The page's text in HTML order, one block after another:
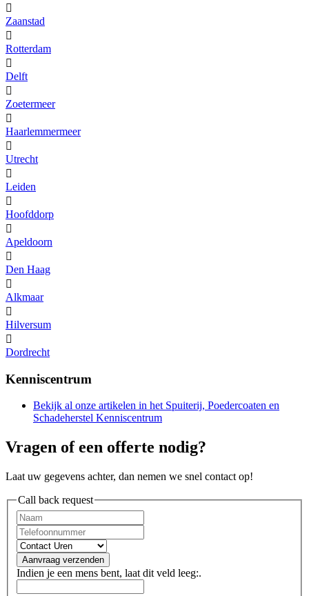

Zaanstad

Rotterdam

Delft

Zoetermeer

Haarlemmermeer

Utrecht

Leiden

Hoofddorp

Apeldoorn

Den Haag

Alkmaar

Hilversum

Dordrecht
Kenniscentrum
Bekijk al onze artikelen in het Spuiterij, Poedercoaten en
Schadeherstel Kenniscentrum
Vragen of een offerte nodig?
Laat uw gegevens achter, dan nemen we snel contact op!
Call back request
Aanvraag verzenden
Indien je een mens bent, laat dit veld leeg:.